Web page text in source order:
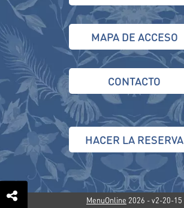
MAPA DE ACCESO
CONTACTO
HACER LA RESERVA
MenuOnline 2026 - v2-20-15